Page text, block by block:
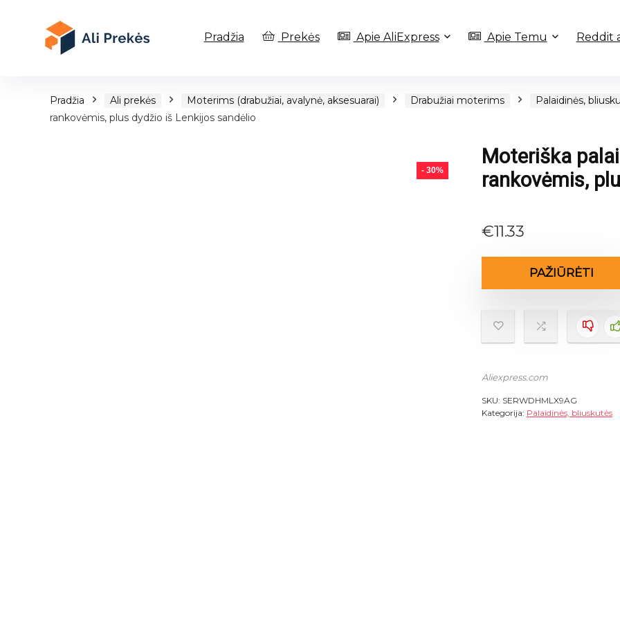
Pradžia Prekės Apie AliExpress Apie Temu Reddit
Pradžia Ali prekės Moterims (drabužiai, avalynė, aksesuarai) Drabužiai moterims
Palaidinės,
rankovėmis, plus dydžio iš Lenkijos sandėlio
- 30%
Moteriška
rankovėmis,
€11.33
PAŽIŪRĖTI
Aliexpress.com
SKU: SERWDHMLX9AG
Kategorija: Palaidinės, bliuskutės